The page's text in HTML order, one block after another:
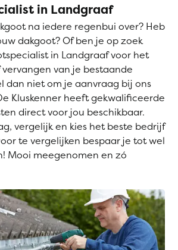
in Landgraaf
na iedere regenbui over? Heb
dakgoot? Of ben je op zoek
in Landgraaf voor het
van je bestaande
dan niet om je aanvraag bij ons
Kluskenner heeft gekwalificeerde
direct voor jou beschikbaar.
vergelijk en kies het beste bedrijf
te vergelijken bespaar je tot wel
Mooi meegenomen en zó